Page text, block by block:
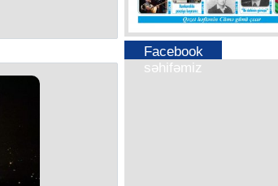
keçirilib.
keçirilən
müzakirə
Prezidenti
tapşırıqları
Facebook
səhifəmiz